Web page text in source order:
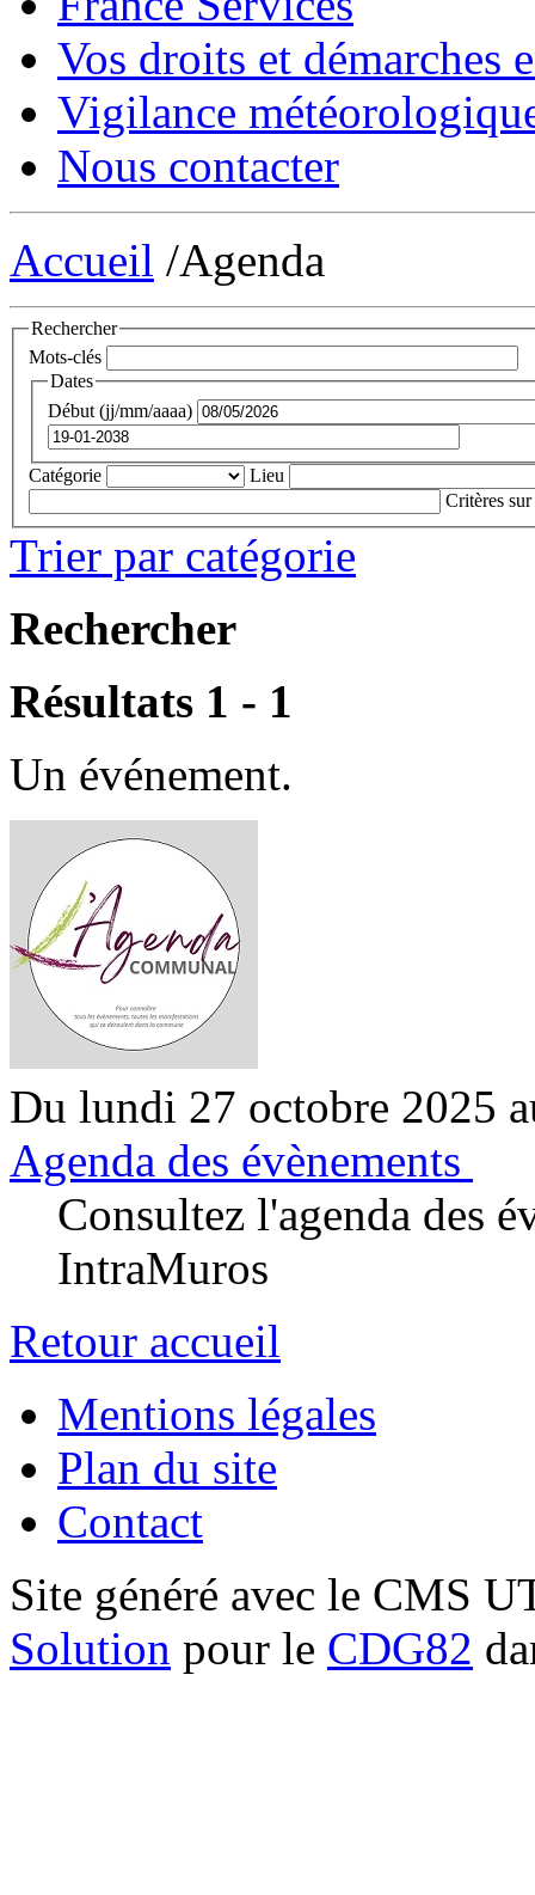
Vos droits et démarches
Vigilance
Nous contacter
Accueil /Agenda
Rechercher
Mots-clés
Dates
Début (jj/mm/aaaa)
Catégorie
Lieu
Critères sur
Trier par catégorie
Rechercher
Résultats 1 - 1
Un événement.
Du lundi 27 octobre 2025
Agenda des évènements
Consultez l'agenda des
IntraMuros
Retour accueil
Mentions légales
Plan du site
Contact
Site généré avec le CMS
Solution pour le CDG82